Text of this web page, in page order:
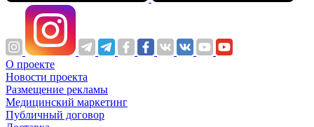
О проекте
Новости проекта
Размещение рекламы
Медицинский маркетинг
Публичный договор